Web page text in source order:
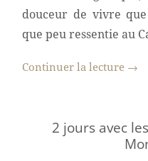
douceur de vivre que
que peu ressentie au
Continuer la lecture →
2 jours avec